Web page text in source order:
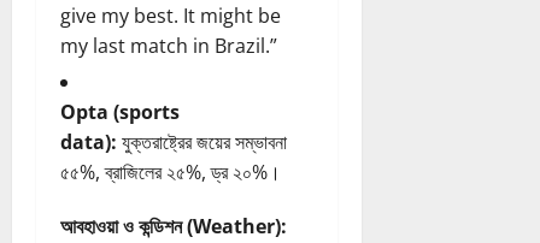
give my best. It might be
my last match in Brazil.”
Opta (sports
data): যুক্তরাষ্ট্রের জয়ের সম্ভাবনা
৫৫%, ব্রাজিলের ২৫%, ড্র ২০%।
আবহাওয়া ও কন্ডিশন (Weather):